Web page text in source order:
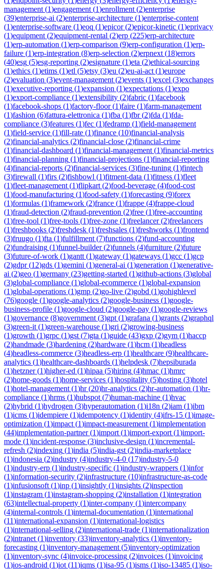
management (1)engagement (1)enrollment (2)enterprise
(39)enterprise-ai (2)enterprise-architecture (1)enterprise-content
(1)enterprise-software (1)eoq (1)epicor(2)epicor-kinetic (1)eprivacy
(1)equipment (2)equipment-rental (2)erp (225)erp-architecture
(1)erp-automation (1)erp-comparison (9)erp-configuration (1)erp-
failure (1)erp-integration (8)erp-selection (2)erpnext (18)errors
(40)esg (5)esg-reporting (2)esignature (1)eta (2)ethical-sourcing
(1)ethics (1)etims (1)etl (5)etsy (3)eu (2)eu-ai-act (1)europe
(2)evaluation (3)event-management (2)events (1)excel (3)exchanges
(1)executive-reporting (1)expansion (1)expectations (1)expo
(1)export-compliance (1)extensibility (2)fabric (1)facebook
(1)facebook-shops (1)factory-floor(1)faire (1)farm-management
(1)fashion (6)fattura-elettronica (1)fba (1)fbr(2)fda (1)fda-
compliance (3)features (1)fec (1)fedramp (1)field-management
(1)field-service (1)fill-rate (1)finance (10)financial-analysis
(2)financial-analytics (2)financial-close (2)financial-crime
(1)financial-dashboard (1)financial-management (1)financial-metrics
(1)financial-planning (1)financial-projections (1)financial-reporting
(4)financial-reports (2)financial-services (3)fine-tuning (1)fintech
(3)firewall (1)firs (2)fishbowl (1)fitment-data (1)fitness (1)fleet
(1)fleet-management (1)flipkart (2)food-beverage (4)food-cost
(1)food-manufacturing (1)food-safety (1)forecasting (9)forex
(1)formulas (1)framework (2)france (1)frappe (4)frappe-cloud
(1)fraud-detection (2)fraud-prevention (2)free (1)free-accounting
(1)free-tool (1)free-tools (1)free-zone (1)freelancer(2)freelancers
(1)freshbooks (2)freshdesk (1)freshsales (1)freshworks (1)frontend
(3)fruugo (1)fta (1)fulfillment (7)functions (2)fund-accounting
(2)fundraising (1)funnel-builder(2)funnels (4)furniture (2)future
(3)future-of-work (1)gantt (1)gateway (1)gateways (1)gcc (1)gcp
(2)gdpr(12)gds (1)gemini (1)general-ai (1)generation (1)generative-
ai (2)geo (1)germany (23)getting-started (1)github-actions (3)global
(3)global-compliance (1)global-ecommerce (1)global-expansion
(1)global-operations (1)gmp (2)go-live (2)gobd (1)gohighlevel
(76)google (1)google-analytics (2)google-business (1)google-
business-profile (1)google-cloud (2)google-pay (1)google-reviews
(1)governance (8)government (3)gpt (1)grafana (1)grants (2)graphql
(3)green-it (1)green-warehouse (1)gri (2)growing-business
(1)growth (1)grpc (1)gst (7)gta (1)guide (43)gxp (2)gym (1)haccp
(2)handmade (3)hardening (2)hardware (1)hcm (1)headless
(4)headless-commerce (3)headless-erp (1)healthcare (9)healthcare-
analytics (1)healthcare-dashboards (1)helpdesk (7)hepsiburada
(1)hetzner(1)higher-ed (1)hipaa (5)hiring (4)hmac (1)hmrc
(2)home-goods (1)home-services (1)hospitality (5)hosting (3)hotel
(1)hotel-management (1)hr(20)hr-analytics (2)hr-automation (1)hr-
compliance (1)hrms (1)hubspot (7)human-machine (1)hvac
(2)hybrid (1)hydrogen (3)hyperautomation (1)i18n (2)iam (1)ibm
(1)icms (1)idempiere (1)idempotency (1)identity (4)ifrs-15 (1)image-
optimization (1)impact (1)impact-measurement (1)implementation
(44)implementation-partner(1)import (1)import-export (1)import-
mode (1)incident-response (3)inclusive-design (1)incremental-
refresh (2)indexing (1)india (5)india-gst (2)india-marketplace
(1)indonesia (2)industry (4)industry-4-0 (17)industry-5-0
(1)industry-erp (1)industry-specific (1)industry-wrappers (1)infor
(1)information-security (2)infrastructure (10)infrastructure-as-code
(1)infusionsoft (1)inp (1)insightly (1)insights (2)inspection
(1)instagram (1)instagram-shopping (2)installation (1)integration
(63)intellectual-property (1)inter-company (1)intercompany
(4)internal-controls (1)internal-documentation (1)international
(11)international-expansion (1)international-logistics
(1)international-selling (2)international-trade (1)internationalization
(2)intranet (1)inventory (33)inventory-analytics (1)inventory-
forecasting (1)inventory-management (5)inventory-optimization
(1)inventory-sync (4)invoice-processing (2)invoices (1)invoicing
(1)ios-android (1)iot (11)iqms (1)isa-95 (1)isms (1)iso-13485 (1)iso-